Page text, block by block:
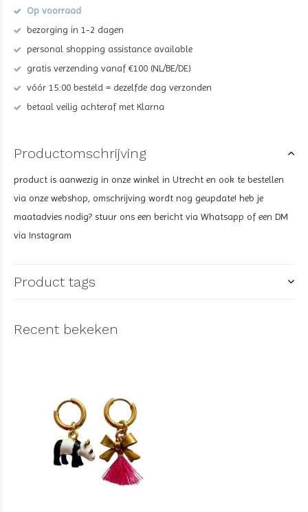
Op voorraad
bezorging in 1-2 dagen
personal shopping assistance available
gratis verzending vanaf €100 (NL/BE/DE)
vóór 15:00 besteld = dezelfde dag verzonden
betaal veilig achteraf met Klarna
Productomschrijving
product is aanwezig in onze winkel in Utrecht en ook te bestellen
via onze webshop, omschrijving wordt nog geupdate! heb je
maatadvies nodig? stuur ons een bericht via Whatsapp of een DM
via Instagram
Product tags
Recent bekeken